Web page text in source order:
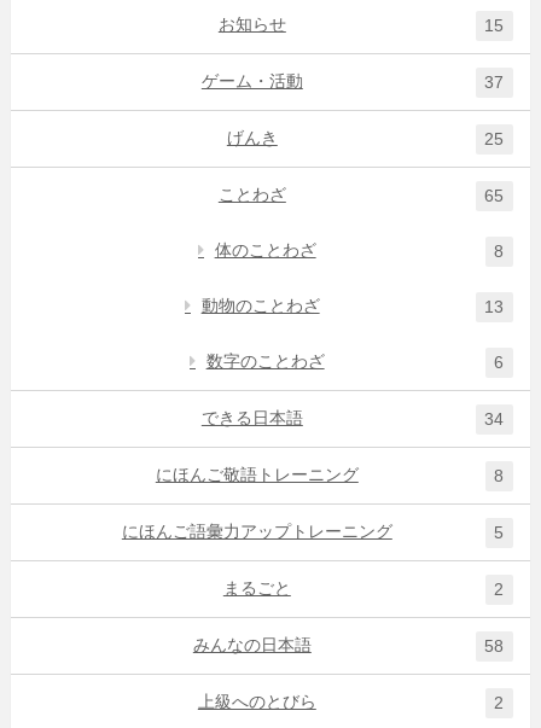
お知らせ 15
ゲーム・活動 37
げんき 25
ことわざ 65
体のことわざ 8
動物のことわざ 13
数字のことわざ 6
できる日本語 34
にほんご敬語トレーニング 8
にほんご語彙力アップトレーニング 5
まるごと 2
みんなの日本語 58
上級へのとびら 2